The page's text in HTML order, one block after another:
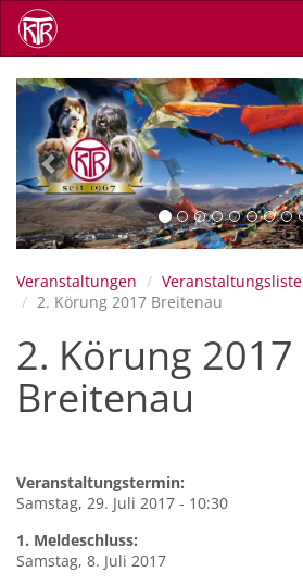
Direkt
zum
Inhalt
Previous
Veranstaltungen
Veranstaltungsliste
2. Körung 2017 Breitenau
2. Körung 2017
Breitenau
Veranstaltungstermin:
Samstag, 29. Juli 2017 - 10:30
1. Meldeschluss:
Samstag, 8. Juli 2017